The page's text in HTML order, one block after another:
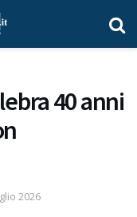
40 anni
2026